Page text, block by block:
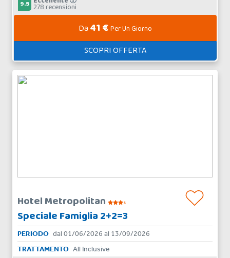
9.5 278 recensioni
Da 41 €Per Un Giorno
SCOPRI OFFERTA
Hotel Metropolitan s
Speciale Famiglia 2+2=3
PERIODO dal 01/06/2026 al 13/09/2026
TRATTAMENTO All Inclusive